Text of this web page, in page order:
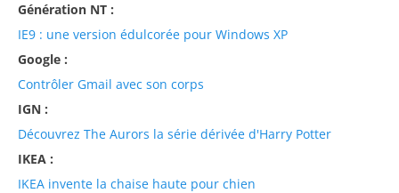
Génération NT :
IE9 : une version édulcorée pour Windows XP
Google :
Contrôler Gmail avec son corps
IGN :
Découvrez The Aurors la série dérivée d'Harry Potter
IKEA :
IKEA invente la chaise haute pour chien